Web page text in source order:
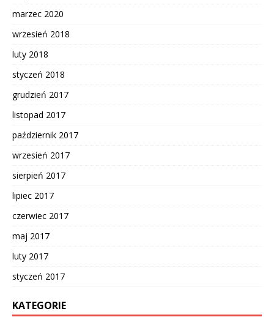
marzec 2020
wrzesień 2018
luty 2018
styczeń 2018
grudzień 2017
listopad 2017
październik 2017
wrzesień 2017
sierpień 2017
lipiec 2017
czerwiec 2017
maj 2017
luty 2017
styczeń 2017
KATEGORIE